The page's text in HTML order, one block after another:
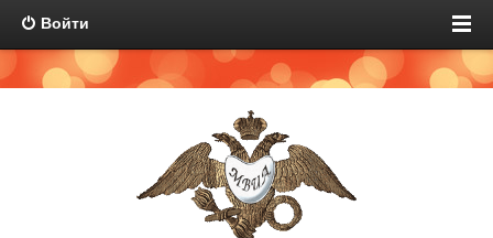
Войти